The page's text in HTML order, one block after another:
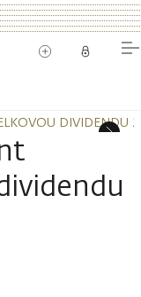
DIVIDENDU
DIVIDENDU